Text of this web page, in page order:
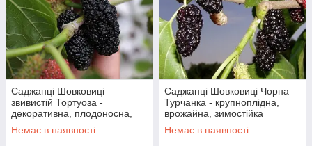
Саджанці Шовковиці
звивистій Тортуоза -
декоративна, плодоносна,
крупнолистна
Немає в наявності
Саджанці Шовковиці Чорна
Турчанка - крупноплідна,
врожайна, зимостійка
Немає в наявності